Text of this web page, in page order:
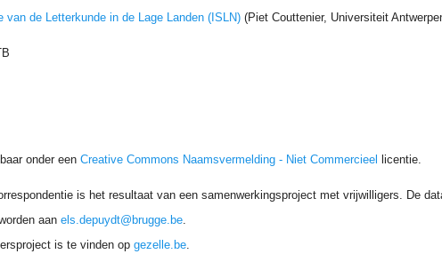
van de Letterkunde in de Lage Landen (ISLN) (Piet Couttenier, Universiteit
onder eenCreative Commons Naamsvermelding - Niet Commercieel licentie.
is het resultaat van een samenwerkingsproject met vrijwilligers. De
aanels.depuydt@brugge.be
is te vinden opgezelle.be